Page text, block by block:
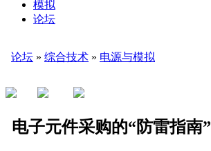
模拟
论坛
论坛 » 综合技术 » 电源与模拟
电子元件采购的“防雷指南”